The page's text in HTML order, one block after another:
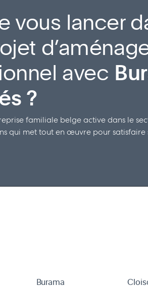
vous lancer
avec
?
familiale belge active dans le
qui met tout en œuvre pour satisfaire
Burama